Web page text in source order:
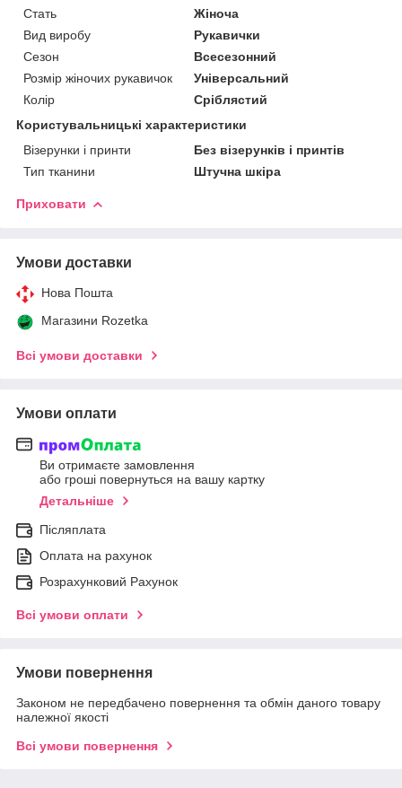
Стать
Жіноча
Вид виробу
Рукавички
Сезон
Всесезонний
Розмір жіночих рукавичок
Універсальний
Колір
Сріблястий
Користувальницькі характеристики
Візерунки і принти
Без візерунків і принтів
Тип тканини
Штучна шкіра
Приховати
Умови доставки
Нова Пошта
Магазини Rozetka
Всі умови доставки
Умови оплати
Ви отримаєте замовлення
або гроші повернуться на вашу картку
Детальніше
Післяплата
Оплата на рахунок
Розрахунковий Рахунок
Всі умови оплати
Умови повернення
Законом не передбачено повернення та обмін даного товару
належної якості
Всі умови повернення